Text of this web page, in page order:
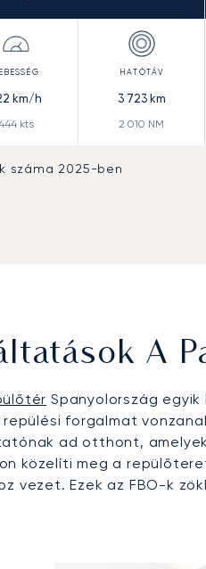
km/h
kts
3 723km
2 010 NM
száma 2025-ben
A
Spanyolország
forgalmat
ad otthont,
közelíti meg a
vezet. Ezek az FBO-k